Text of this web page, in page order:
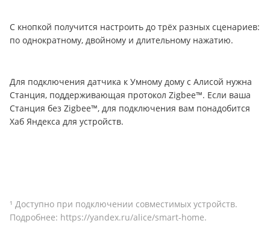
С кнопкой получится настроить до трёх разных сценариев:
по однократному, двойному и длительному нажатию.
Для подключения датчика к Умному дому с Алисой нужна
Станция, поддерживающая протокол Zigbee™. Если ваша
Станция без Zigbee™, для подключения вам понадобится
Хаб Яндекса для устройств.
¹ Доступно при подключении совместимых устройств.
Подробнее: https://yandex.ru/alice/smart-home.